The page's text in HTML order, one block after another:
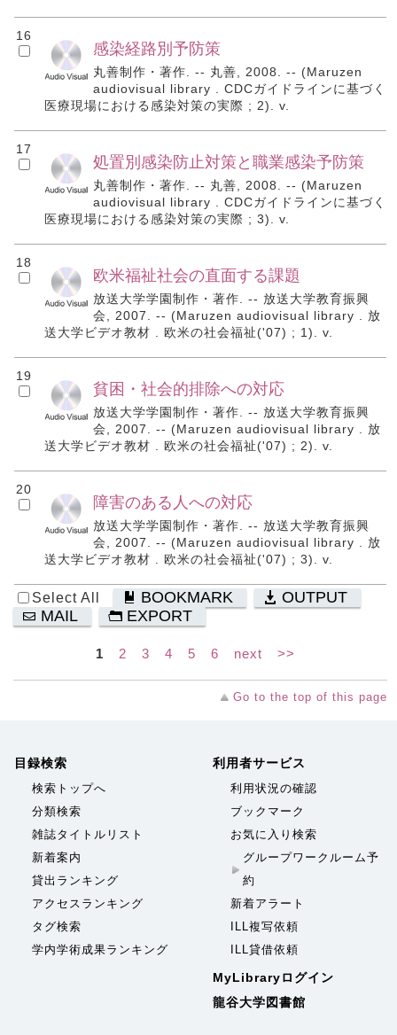
16
感染経路別予防策
丸善制作・著作. -- 丸善, 2008. -- (Maruzen
audiovisual library . CDCガイドラインに基づく
医療現場における感染対策の実際 ; 2). v.
17
処置別感染防止対策と職業感染予防策
丸善制作・著作. -- 丸善, 2008. -- (Maruzen
audiovisual library . CDCガイドラインに基づく
医療現場における感染対策の実際 ; 3). v.
18
欧米福祉社会の直面する課題
放送大学学園制作・著作. -- 放送大学教育振興
会, 2007. -- (Maruzen audiovisual library . 放
送大学ビデオ教材 . 欧米の社会福祉('07) ; 1). v.
19
貧困・社会的排除への対応
放送大学学園制作・著作. -- 放送大学教育振興
会, 2007. -- (Maruzen audiovisual library . 放
送大学ビデオ教材 . 欧米の社会福祉('07) ; 2). v.
20
障害のある人への対応
放送大学学園制作・著作. -- 放送大学教育振興
会, 2007. -- (Maruzen audiovisual library . 放
送大学ビデオ教材 . 欧米の社会福祉('07) ; 3). v.
Select All BOOKMARK
OUTPUT
MAIL
EXPORT
1 2 3 4 5 6 next >>
Go to the top of this page
目録検索
検索トップへ
分類検索
雑誌タイトルリスト
新着案内
貸出ランキング
アクセスランキング
タグ検索
学内学術成果ランキング
利用者サービス
利用状況の確認
ブックマーク
お気に入り検索
グループワークルーム予
約
新着アラート
ILL複写依頼
ILL貸借依頼
MyLibraryログイン
龍谷大学図書館